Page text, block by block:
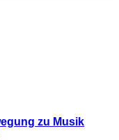
zu Musik